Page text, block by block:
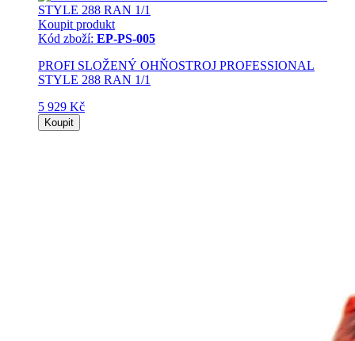
Koupit produkt
Kód zboží: EP-PS-005
PROFI SLOŽENÝ OHŇOSTROJ PROFESSIONAL
STYLE 288 RAN 1/1
5 929 Kč
Koupit